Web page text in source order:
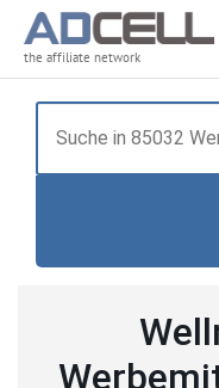
the affiliate network